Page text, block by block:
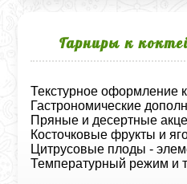
Гарниры к
Текстурное оформление
Гастрономические
Пряные и десертные
Косточковые фрукты и
Цитрусовые плоды -
Температурный режим и